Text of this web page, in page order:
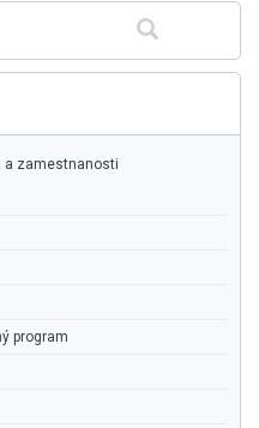
Hľadať
a zamestnanosti
program